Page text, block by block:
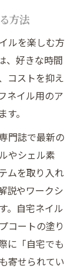
方法
ルを楽しむ方
、好きな時間
コストを抑え
ネイル用のア
。
門誌で最新の
やシェル素
ムを取り入れ
説やワークシ
。自宅ネイル
コートの塗り
に「自宅でも
寄せられてい